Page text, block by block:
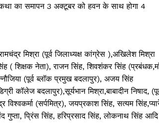
का समापन 3 अक्टूबर को हवन के साथ होगा 4
मिश्रा (पूर्व जिलाध्यक्ष कांग्रेस ),अखिलेश मिश्रा
( शिक्षक नेता), राजन सिंह, शिवशंकर सिंह
(पूर्व ब्लॉक प्रमुख बदलापुर), अजय सिंह
कॉलेज बदलापुर),सूर्यभान मिश्रा,बाबादीन निषाद,
विश्वकर्मा (सर्पमित्र), जयप्रकाश सिंह, सत्यम
गुप्ता, प्रिंस सिंह, हरिप्रसाद सिंह, लोकनाथ सिंह आदि